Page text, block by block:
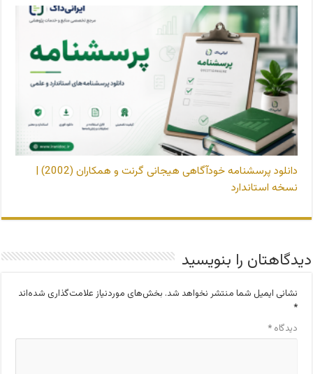
دانلود پرسشنامه خودآگاهی هیجانی گرنت و همکاران (2002) |
نسخه استاندارد
دیدگاهتان را بنویسید
نشانی ایمیل شما منتشر نخواهد شد. بخش‌های موردنیاز علامت‌گذاری شده‌اند
*
دیدگاه*